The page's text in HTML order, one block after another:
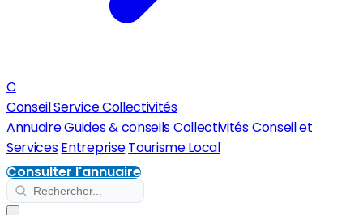
C
Conseil Service Collectivités
AnnuaireGuides & conseilsCollectivitésConseil et
ServicesEntreprise Tourisme Local
Consulter l'annuaire